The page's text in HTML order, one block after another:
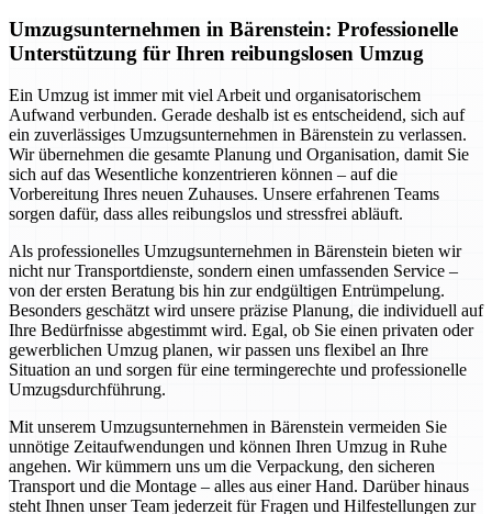
Umzugsunternehmen in Bärenstein: Professionelle
Unterstützung für Ihren reibungslosen Umzug
Ein Umzug ist immer mit viel Arbeit und organisatorischem
Aufwand verbunden. Gerade deshalb ist es entscheidend, sich auf
ein zuverlässiges Umzugsunternehmen in Bärenstein zu verlassen.
Wir übernehmen die gesamte Planung und Organisation, damit Sie
sich auf das Wesentliche konzentrieren können – auf die
Vorbereitung Ihres neuen Zuhauses. Unsere erfahrenen Teams
sorgen dafür, dass alles reibungslos und stressfrei abläuft.
Als professionelles Umzugsunternehmen in Bärenstein bieten wir
nicht nur Transportdienste, sondern einen umfassenden Service –
von der ersten Beratung bis hin zur endgültigen Entrümpelung.
Besonders geschätzt wird unsere präzise Planung, die individuell auf
Ihre Bedürfnisse abgestimmt wird. Egal, ob Sie einen privaten oder
gewerblichen Umzug planen, wir passen uns flexibel an Ihre
Situation an und sorgen für eine termingerechte und professionelle
Umzugsdurchführung.
Mit unserem Umzugsunternehmen in Bärenstein vermeiden Sie
unnötige Zeitaufwendungen und können Ihren Umzug in Ruhe
angehen. Wir kümmern uns um die Verpackung, den sicheren
Transport und die Montage – alles aus einer Hand. Darüber hinaus
steht Ihnen unser Team jederzeit für Fragen und Hilfestellungen zur